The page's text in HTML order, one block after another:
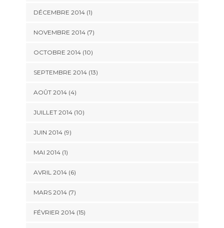
DÉCEMBRE 2014 (1)
NOVEMBRE 2014 (7)
OCTOBRE 2014 (10)
SEPTEMBRE 2014 (13)
AOÛT 2014 (4)
JUILLET 2014 (10)
JUIN 2014 (9)
MAI 2014 (1)
AVRIL 2014 (6)
MARS 2014 (7)
FÉVRIER 2014 (15)